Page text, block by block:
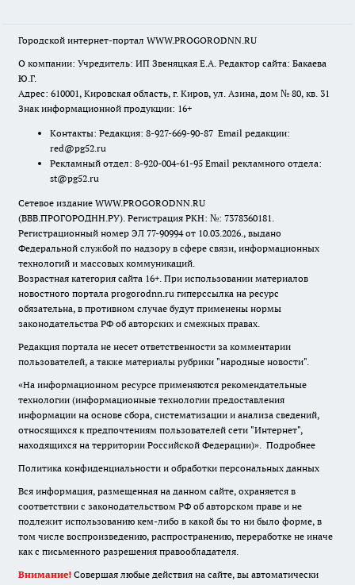
Городской интернет-портал WWW.PROGORODNN.RU
О компании: Учредитель: ИП Звеняцкая Е.А. Редактор сайта: Бакаева
Ю.Г.
Адрес: 610001, Кировская область, г. Киров, ул. Азина, дом № 80, кв. 31
Знак информационной продукции: 16+
Контакты: Редакция: 8-927-669-90-87 Email редакции:
red@pg52.ru
Рекламный отдел: 8-920-004-61-95 Email рекламного отдела:
st@pg52.ru
Сетевое издание WWW.PROGORODNN.RU
(ВВВ.ПРОГОРОДНН.РУ). Регистрация РКН: №: 7378360181.
Регистрационный номер ЭЛ 77-90994 от 10.03.2026., выдано
Федеральной службой по надзору в сфере связи, информационных
технологий и массовых коммуникаций.
Возрастная категория сайта 16+. При использовании материалов
новостного портала progorodnn.ru гиперссылка на ресурс
обязательна, в противном случае будут применены нормы
законодательства РФ об авторских и смежных правах.
Редакция портала не несет ответственности за комментарии
пользователей, а также материалы рубрики "народные новости".
«На информационном ресурсе применяются рекомендательные
технологии (информационные технологии предоставления
информации на основе сбора, систематизации и анализа сведений,
относящихся к предпочтениям пользователей сети "Интернет",
находящихся на территории Российской Федерации)». Подробнее
Политика конфиденциальности и обработки персональных данных
Вся информация, размещенная на данном сайте, охраняется в
соответствии с законодательством РФ об авторском праве и не
подлежит использованию кем-либо в какой бы то ни было форме, в
том числе воспроизведению, распространению, переработке не иначе
как с письменного разрешения правообладателя.
Внимание! Совершая любые действия на сайте, вы автоматически